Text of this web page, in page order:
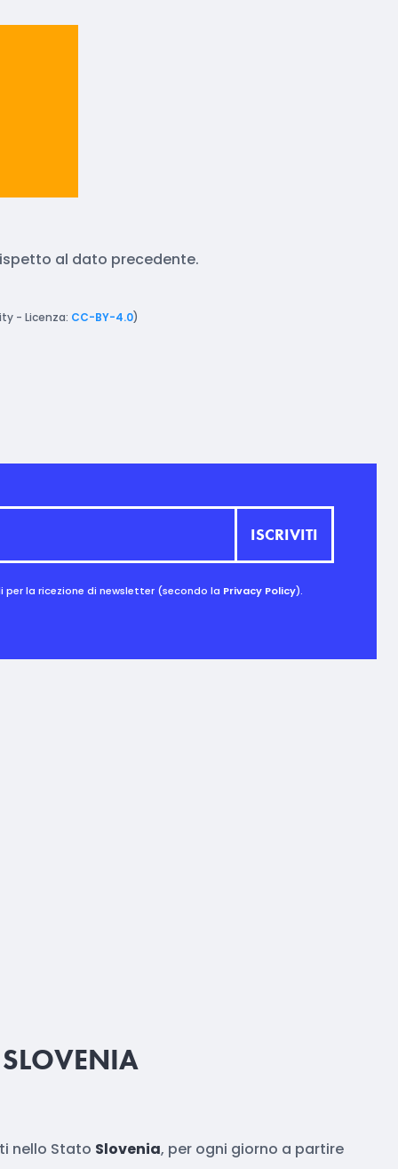
al dato precedente.
- Licenza: CC-BY-4.0)
la ricezione di newsletter (secondo la Privacy Policy).
nello Stato Slovenia, per ogni giorno a partire